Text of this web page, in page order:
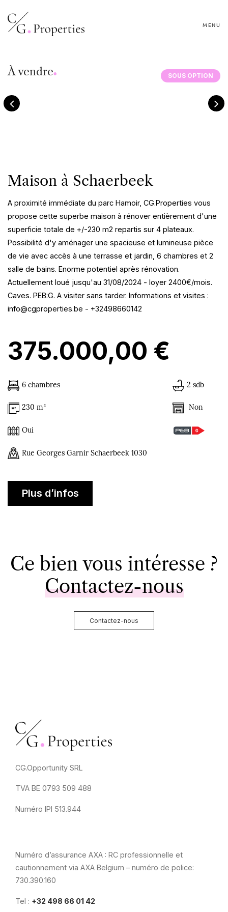
MENU
À vendre
. SOUS OPTION
Maison à Schaerbeek
A proximité immédiate du parc Hamoir, CG.Properties vous
propose cette superbe maison à rénover entièrement d'une
superficie totale de +/-230 m2 repartis sur 4 plateaux.
Possibilité d'y aménager une spacieuse et lumineuse pièce
de vie avec accès à une terrasse et jardin, 6 chambres et 2
salle de bains. Enorme potentiel après rénovation.
Actuellement loué jusqu'au 31/08/2024 - loyer 2400€/mois.
Caves. PEB:G. A visiter sans tarder. Informations et visites :
info@cgproperties.be - +32498660142
375.000,00 €
6 chambres 2 sdb
230 m² Non
Oui
Rue Georges Garnir Schaerbeek 1030
Plus d’infos
Ce bien vous intéresse ?
Contactez-nous
Contactez-nous
CG.Opportunity SRL
TVA BE 0793 509 488
Numéro IPI 513.944
Numéro d’assurance AXA : RC professionnelle et
cautionnement via AXA Belgium – numéro de police:
730.390.160
Tel : +32 498 66 01 42